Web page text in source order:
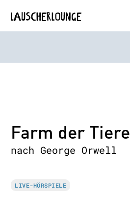
Farm der Tiere
nach George Orwell
LIVE-HÖRSPIELE